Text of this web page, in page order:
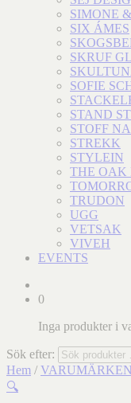
SIMONE
SIX ÁMES
SKRUF
SOFIE
STAND
STOFF
STREKK
STYLEIN
THE OAK
TRUDON
UGG
VETSAK
VIVEH
EVENTS
0
Inga produkter i
Sök efter:
Hem / VARUMÄRKEN
🔍